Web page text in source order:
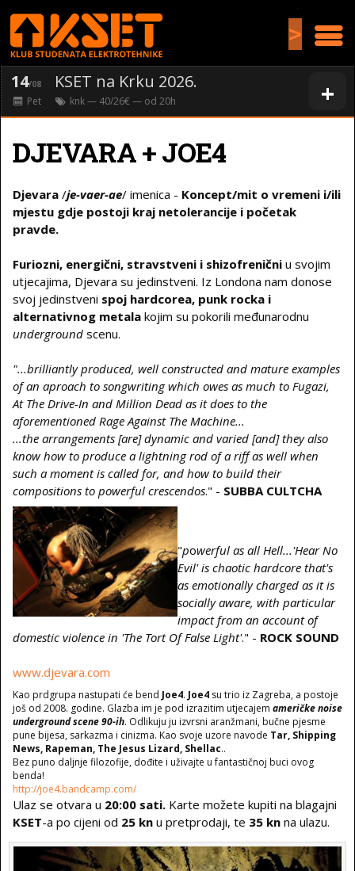
>
+
14/08 KSET na Krku 2026.
Pet knk— 40/26€ — od 20h
DJEVARA + JOE4
Djevara /je-vaer-ae/ imenica - Koncept/mit o vremeni i/ili
mjestu gdje postoji kraj netolerancije i početak
pravde.
Furiozni, energični, stravstveni i shizofrenični u svojim
utjecajima, Djevara su jedinstveni. Iz Londona nam donose
svoj jedinstveni spoj hardcorea, punk rocka i
alternativnog metala kojim su pokorili međunarodnu
underground scenu.
"...brilliantly produced, well constructed and mature examples
of an aproach to songwriting which owes as much to Fugazi,
At The Drive-In and Million Dead as it does to the
aforementioned Rage Against The Machine...
...the arrangements [are] dynamic and varied [and] they also
know how to produce a lightning rod of a riff as well when
such a moment is called for, and how to build their
compositions to powerful crescendos." - SUBBA CULTCHA
"powerful as all Hell...'Hear No
Evil' is chaotic hardcore that's
as emotionally charged as it is
socially aware, with particular
impact from an account of
domestic violence in 'The Tort Of False Light'." - ROCK SOUND
www.djevara.com
Kao prdgrupa nastupati će bend Joe4. Joe4 su trio iz Zagreba, a postoje
još od 2008. godine. Glazba im je pod izrazitim utjecajem američke noise
underground scene 90-ih. Odlikuju ju izvrsni aranžmani, bučne pjesme
pune bijesa, sarkazma i cinizma. Kao svoje uzore navode Tar, Shipping
News, Rapeman, The Jesus Lizard, Shellac..
Bez puno daljnje filozofije, dođite i uživajte u fantastičnoj buci ovog
benda!
http://joe4.bandcamp.com/
Ulaz se otvara u 20:00 sati. Karte možete kupiti na blagajni
KSET-a po cijeni od 25 kn u pretprodaji, te 35 kn na ulazu.